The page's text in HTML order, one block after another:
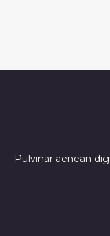
Pulvinar aenean